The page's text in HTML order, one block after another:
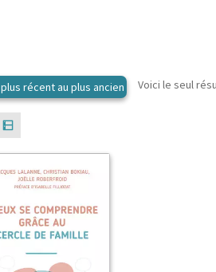
Voici le seul